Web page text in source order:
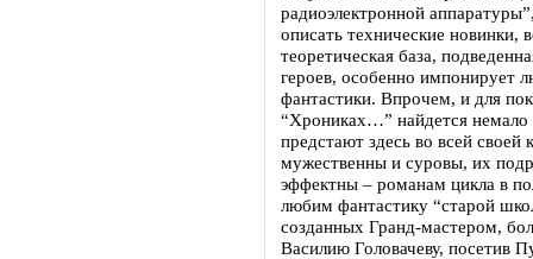
радиоэлектронной
описать технические
теоретическая база,
героев, особенно импонирует
фантастики. Впрочем, и для
“Хрониках…” найдется немало
предстают здесь во всей своей
мужественны и суровы, их
эффектны – романам цикла в
любим фантастику “старой
созданных Гранд-мастером,
Василию Головачеву, посетив